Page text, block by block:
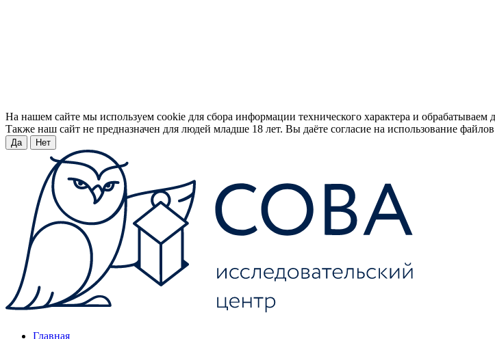
На нашем сайте мы используем cookie для сбора информации технического характера и
Также наш сайт не предназначен для людей младше 18 лет. Вы даёте согласие на использование
Да Нет
Главная